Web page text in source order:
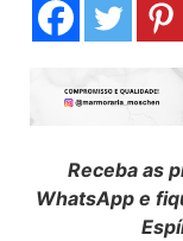
Receba as
WhatsApp e